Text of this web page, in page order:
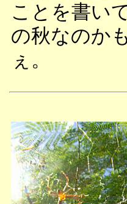
ことを書い
の秋なのか
ぇ。